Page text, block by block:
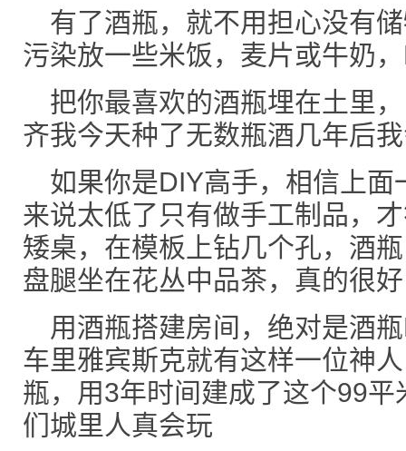
有了酒瓶，就不用担心没有
污染放一些米饭，麦片或牛奶
把你最喜欢的酒瓶埋在土里
齐我今天种了无数瓶酒几年后
如果你是DIY高手，相信上
来说太低了只有做手工制品，
矮桌，在模板上钻几个孔，酒
盘腿坐在花丛中品茶，真的很好
用酒瓶搭建房间，绝对是酒
车里雅宾斯克就有这样一位神
瓶，用3年时间建成了这个99
们城里人真会玩